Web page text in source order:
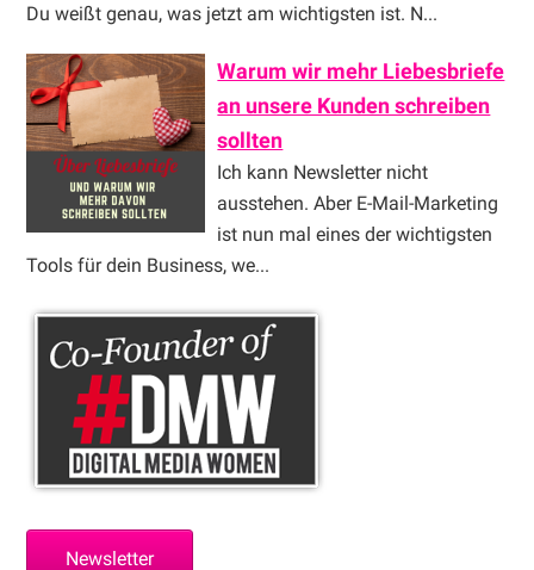
Du weißt genau, was jetzt am wichtigsten ist. N...
Warum wir mehr Liebesbriefe
an unsere Kunden schreiben
sollten
Ich kann Newsletter nicht
ausstehen. Aber E-Mail-Marketing
ist nun mal eines der wichtigsten
Tools für dein Business, we...
Newsletter